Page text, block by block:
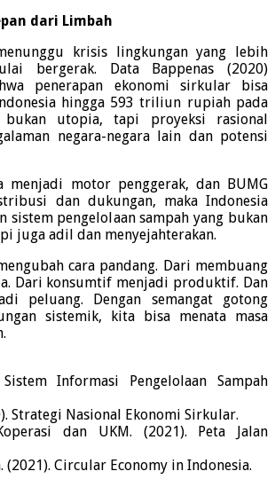
dari Limbah
krisis lingkungan yang lebih
bergerak. Data Bappenas (2020)
penerapan ekonomi sirkular bisa
hingga 593 triliun rupiah pada
utopia, tapi proyeksi rasional
negara-negara lain dan potensi
menjadi motor penggerak, dan BUMG
dan dukungan, maka Indonesia
sistem pengelolaan sampah yang bukan
juga adil dan menyejahterakan.
cara pandang. Dari membuang
Dari konsumtif menjadi produktif. Dan
peluang. Dengan semangat gotong
sistemik, kita bisa menata masa
Informasi Pengelolaan Sampah
Strategi Nasional Ekonomi Sirkular.
dan UKM. (2021). Peta Jalan
(2021). Circular Economy in Indonesia.